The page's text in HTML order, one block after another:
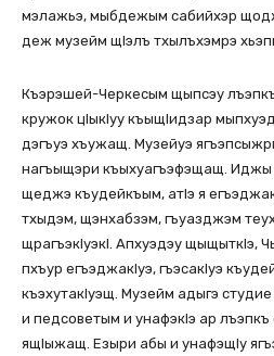
мэлажьэ, мыбдежым сабийхэр
деж музейм щIэлъ тхылъхэмрэ
Къэрэшей-Черкесым щыпсэу
кружок цIыкIуу къыщIидзар
дэгъуэ хъужащ. Музейуэ
нагъыщэри къыхуагъэфэщащ.
щеджэ къудейкъым, атIэ я
тхыдэм, щэнхабзэм, гъуазджэм
щрагъэкIуэкI. Апхуэдэу щыщыткIэ,
пхъур егъэджакIуэ, гъэсакIуэ
къэхутакIуэщ. Музейм адыгэ
и педсоветым и унафэкIэ ар
ящIыжащ. Езыри абы и унафэщIу